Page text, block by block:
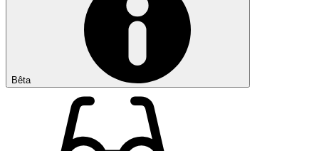
Bêta